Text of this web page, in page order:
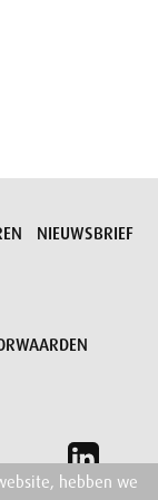
NIEUWSBRIEF
hebben we